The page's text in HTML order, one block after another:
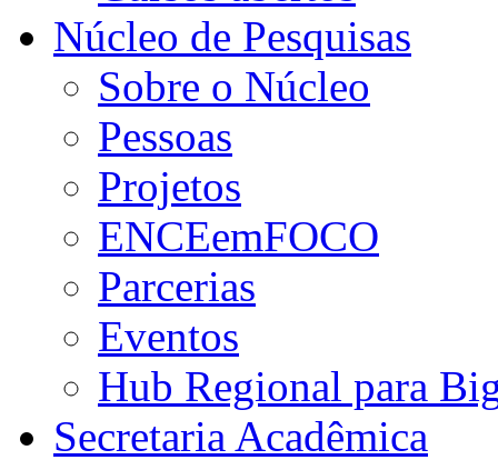
Núcleo de Pesquisas
Sobre o Núcleo
Pessoas
Projetos
ENCEemFOCO
Parcerias
Eventos
Hub Regional para
Secretaria Acadêmica